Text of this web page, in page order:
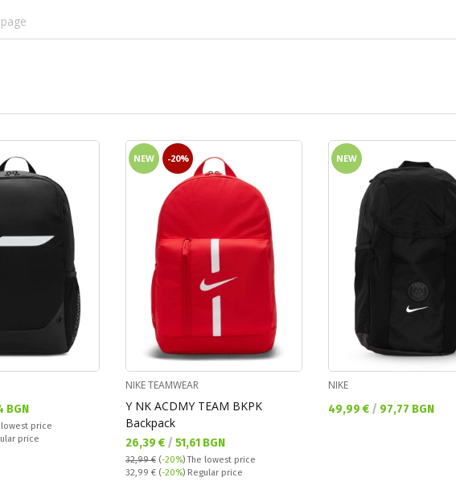
BGN
lowest price
price
NEW -20%
NIKE TEAMWEAR
Y NK ACDMY TEAM BKPK
Backpack
Текуща цена:
26,39 € / 51,61 BGN
32,99 € (-20%)The lowest price
Regular price:
32,99 € (-20%) Regular price
NEW
NIKE
Текуща цена:
49,99 € / 97,77 BGN